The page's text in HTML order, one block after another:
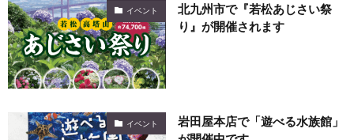
イベント
北九州市で『若松あじさい祭
り』が開催されます
イベント
岩田屋本店で「遊べる水族館」